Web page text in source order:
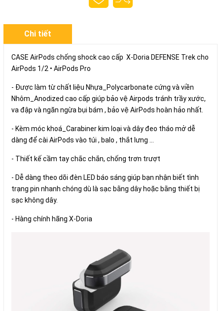
Chi tiết
CASE AirPods chống shock cao cấp X-Doria DEFENSE Trek cho
AirPods 1/2 • AirPods Pro
- Được làm từ chất liệu Nhựa_Polycarbonate cứng và viền
Nhôm_Anodized cao cấp giúp bảo vệ Airpods tránh trầy xước,
va đập và ngăn ngừa bụi bám , bảo vệ AirPods hoàn hảo nhất.
- Kèm móc khoá_Carabiner kim loại và dây đeo tháo mở dễ
dàng để cài AirPods vào túi , balo , thắt lưng ...
- Thiết kế cầm tay chắc chắn, chống trơn trượt
- Dễ dàng theo dõi đèn LED báo sáng giúp bạn nhận biết tình
trạng pin nhanh chóng dù là sạc bằng dây hoặc bằng thiết bị
sạc không dây.
- Hàng chính hãng X-Doria